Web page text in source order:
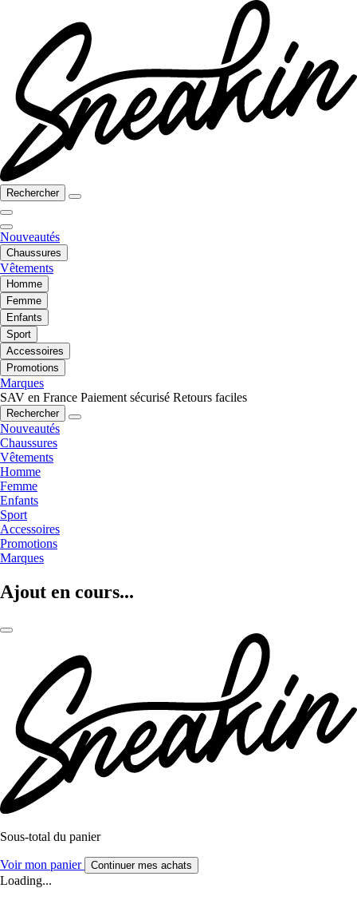
Rechercher
Nouveautés
Chaussures
Vêtements
Homme
Femme
Enfants
Sport
Accessoires
Promotions
Marques
SAV en France Paiement sécurisé Retours faciles
Rechercher
Nouveautés
Chaussures
Vêtements
Homme
Femme
Enfants
Sport
Accessoires
Promotions
Marques
Ajout en cours...
Sous-total du panier
Voir mon panier Continuer mes achats
Loading...